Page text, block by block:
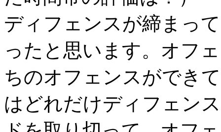
ディフェンスが締まっ
ったと思います。オフ
ちのオフェンスができ
はどれだけディフェン